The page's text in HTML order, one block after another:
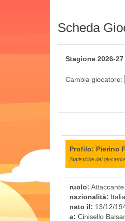
Scheda
Stagione 2026-27
Cambia giocatore:
Profilo: Pierino
Statistiche del
ruolo: Attaccante
nazionalità:
nato il: 13/12/
a: Cinisello